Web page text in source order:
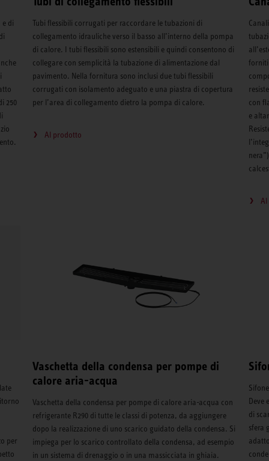
di
250
Tubi flessibili corrugati per raccordare le tubazioni di
collegamento idrauliche verso il basso all’interno della pompa
di calore. I tubi flessibili sono estensibili e quindi consentono di
collegare con semplicità la tubazione di alimentazione dal
pavimento. Nella fornitura sono inclusi due tubi flessibili
corrugati con isolamento adeguato e una piastra di copertura
per l’area di collegamento dietro la pompa di calore.
Al prodotto
forniti
con
e
per
Vaschetta della condensa per pompe di
calore aria-acqua
Vaschetta della condensa per pompe di calore aria-acqua con
refrigerante R290 di tutte le classi di potenza, da aggiungere
dopo la realizzazione di uno scarico guidato della condensa. Si
impiega per lo scarico controllato della condensa, ad esempio
in un sistema di drenaggio o in una massicciata in ghiaia.
Deve
di
sfera